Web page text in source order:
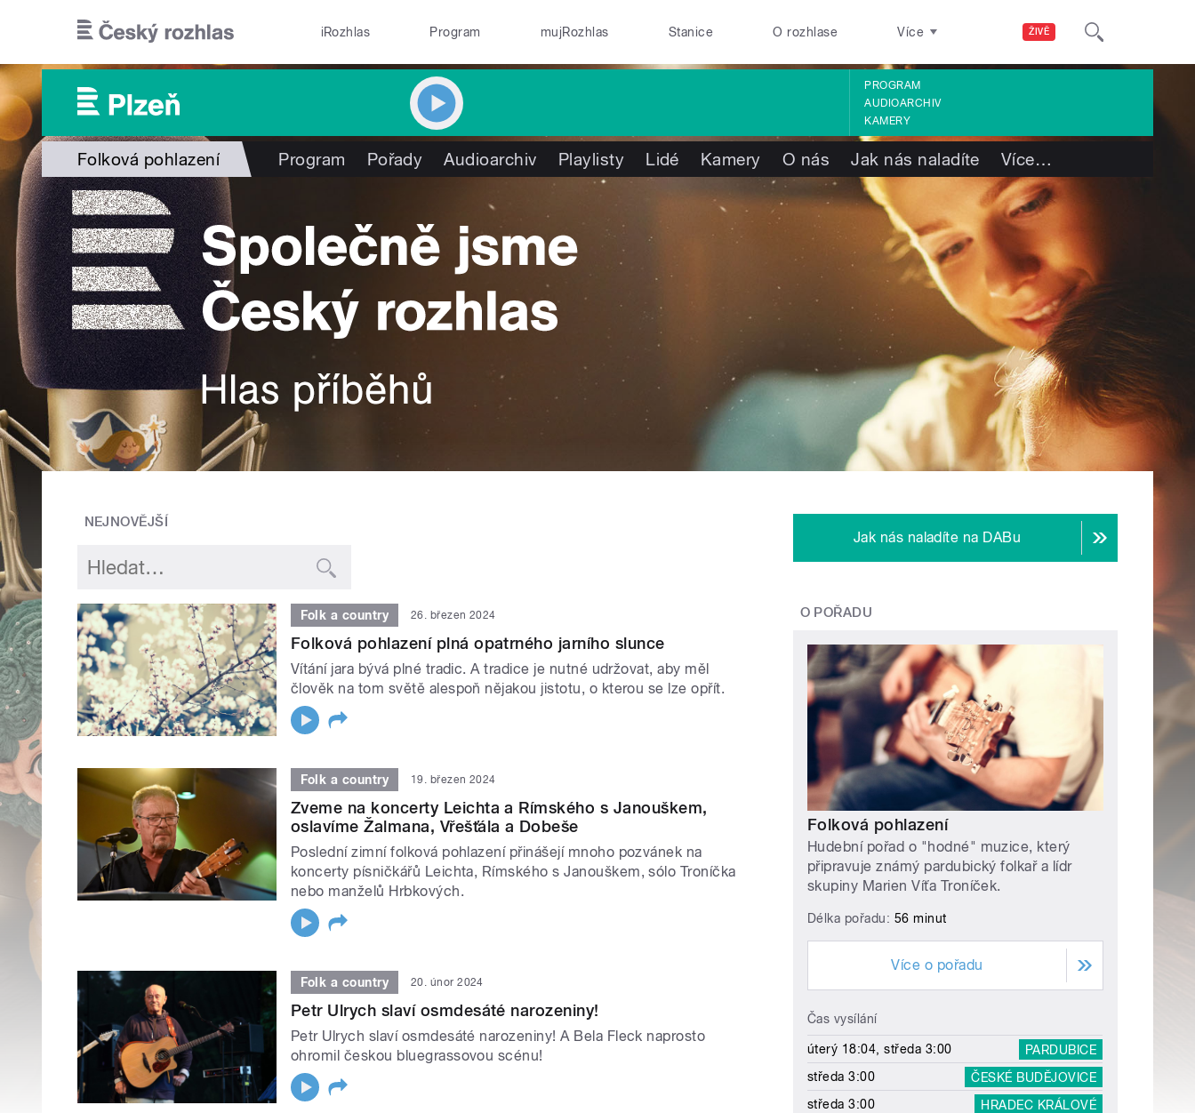
ŽIVĚ
iRozhlas Program mujRozhlas Stanice O rozhlase Více
PROGRAM
AUDIOARCHIV
KAMERY
Folková pohlazení Program Pořady Audioarchiv Playlisty Lidé Kamery O nás Jak nás naladíte Více…
NEJNOVĚJŠÍ
Folk a country 26. březen 2024
Folková pohlazení plná opatrného jarního slunce
Vítání jara bývá plné tradic. A tradice je nutné udržovat, aby měl
člověk na tom světě alespoň nějakou jistotu, o kterou se lze opřít.
Folk a country 19. březen 2024
Zveme na koncerty Leichta a Rímského s Janouškem,
oslavíme Žalmana, Vřešťála a Dobeše
Poslední zimní folková pohlazení přinášejí mnoho pozvánek na
koncerty písničkářů Leichta, Rímského s Janouškem, sólo Troníčka
nebo manželů Hrbkových.
Folk a country 20. únor 2024
Petr Ulrych slaví osmdesáté narozeniny!
Petr Ulrych slaví osmdesáté narozeniny! A Bela Fleck naprosto
ohromil českou bluegrassovou scénu!
Jak nás naladíte na DABu
O POŘADU
Folková pohlazení
Hudební pořad o "hodné" muzice, který
připravuje známý pardubický folkař a lídr
skupiny Marien Víťa Troníček.
Délka pořadu: 56 minut
Více o pořadu
Čas vysílání
úterý 18:04, středa 3:00
PARDUBICE
středa 3:00
ČESKÉ BUDĚJOVICE
středa 3:00
HRADEC KRÁLOVÉ